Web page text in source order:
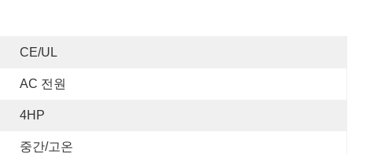
CE/UL
AC 전원
4HP
중간/고온